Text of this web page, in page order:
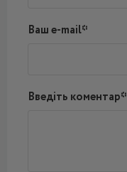
Ваш e-mail*
Введіть коментар*